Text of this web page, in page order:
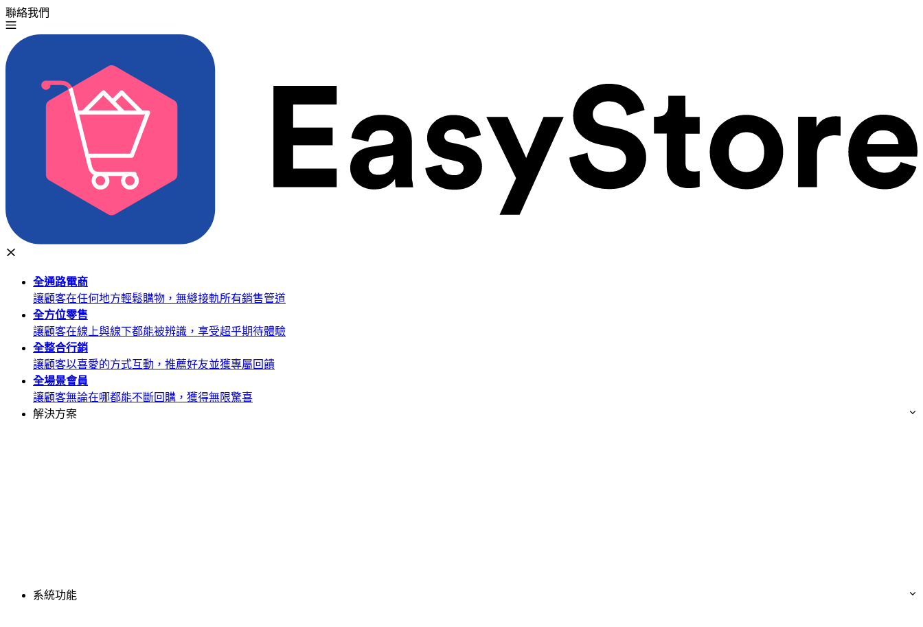
聯絡我們
全通路電商
讓顧客在任何地方輕鬆購物，無縫接軌所有銷售管道
全方位零售
讓顧客在線上與線下都能被辨識，享受超乎期待體驗
全整合行銷
讓顧客以喜愛的方式互動，推薦好友並獲專屬回饋
全場景會員
讓顧客無論在哪都能不斷回購，獲得無限驚喜
解決方案
系統功能